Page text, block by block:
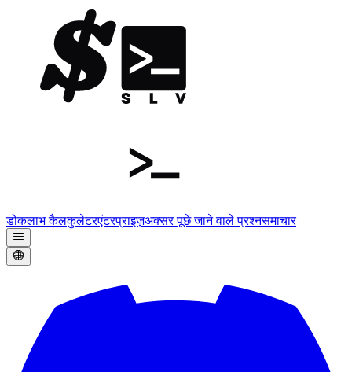
डोकलाभ कैलकुलेटरएंटरप्राइज़अक्सर पूछे जाने वाले प्रश्नसमाचार